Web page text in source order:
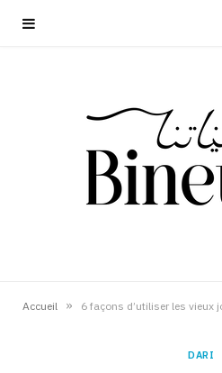
Accueil » 6 façons d’utiliser les vieux
DARI